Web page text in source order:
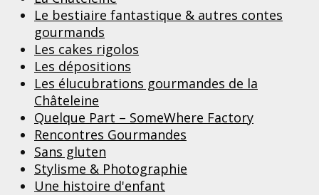
Le bestiaire fantastique & autres contes
gourmands
Les cakes rigolos
Les dépositions
Les élucubrations gourmandes de la
Châteleine
Quelque Part – SomeWhere Factory
Rencontres Gourmandes
Sans gluten
Stylisme & Photographie
Une histoire d'enfant